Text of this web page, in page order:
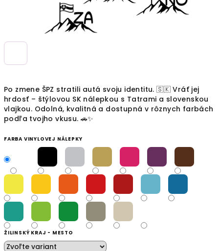
Po zmene ŠPZ stratili autá svoju identitu. 🇸🇰 Vráť jej
hrdosť – štýlovou SK nálepkou s Tatrami a slovenskou
vlajkou. Odolná, kvalitná a dostupná v rôznych farbách
podľa tvojho vkusu. 🚗✨
FARBA VINYLOVEJ NÁLEPKY
ŽILINSKÝ KRAJ - MESTO